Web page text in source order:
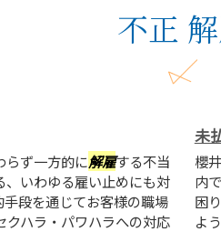
不正
らず一方的に解雇する不当
いわゆる雇い止めにも対
段を通じてお客様の職場
ハラ・パワハラへの対応
未
櫻
内
困
よ